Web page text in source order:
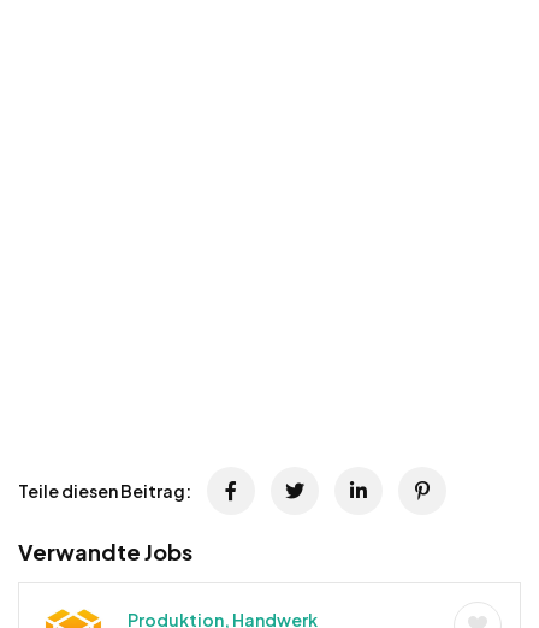
Teile diesen Beitrag:
Verwandte Jobs
Produktion, Handwerk